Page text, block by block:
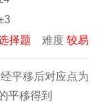
择题 难度 较易
平移后对应点为
平移得到